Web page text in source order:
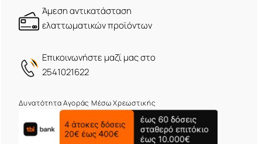
Άμεση αντικατάσταση
ελαττωματικών προϊόντων
Eπικοινωνήστε μαζί μας στο
2541021622
Δυνατότητα Αγοράς Μέσω Χρεωστικής